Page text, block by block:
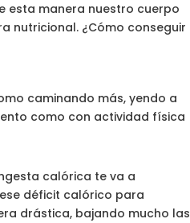
esta manera nuestro cuerpo
nutricional. ¿Cómo conseguir
caminando más, yendo a
como con actividad física
calórica te va a
déficit calórico para
drástica, bajando mucho las